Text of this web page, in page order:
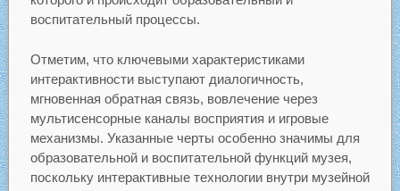
воспитательный процессы.
Отметим, что ключевыми характеристиками
интерактивности выступают диалогичность,
мгновенная обратная связь, вовлечение через
мультисенсорные каналы восприятия и игровые
механизмы. Указанные черты особенно значимы для
образовательной и воспитательной функций музея,
поскольку интерактивные технологии внутри музейной